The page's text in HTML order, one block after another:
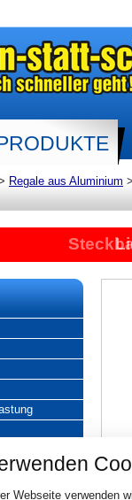
Regale aus Aluminium >
Webseite verwenden